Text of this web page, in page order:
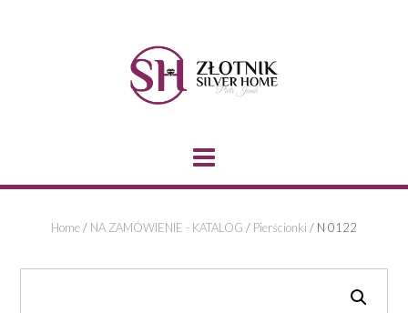
Home/ NA ZAMÓWIENIE - KATALOG / Pierścionki / N 0122